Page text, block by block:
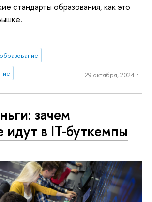
стандарты образования, как это
29 октября, 2024 г.
зачем
идут в IT-буткемпы